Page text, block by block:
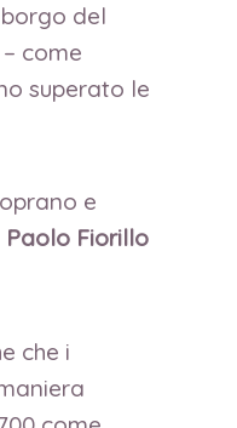
del
come
superato le
e
Paolo Fiorillo
che i